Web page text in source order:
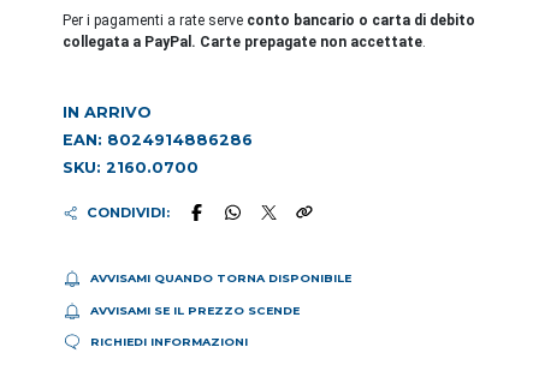
Per i pagamenti a rate serve conto bancario o carta di debito
collegata a PayPal. Carte prepagate non accettate.
IN ARRIVO
EAN: 8024914886286
SKU: 2160.0700
CONDIVIDI:
AVVISAMI QUANDO TORNA DISPONIBILE
AVVISAMI SE IL PREZZO SCENDE
RICHIEDI INFORMAZIONI